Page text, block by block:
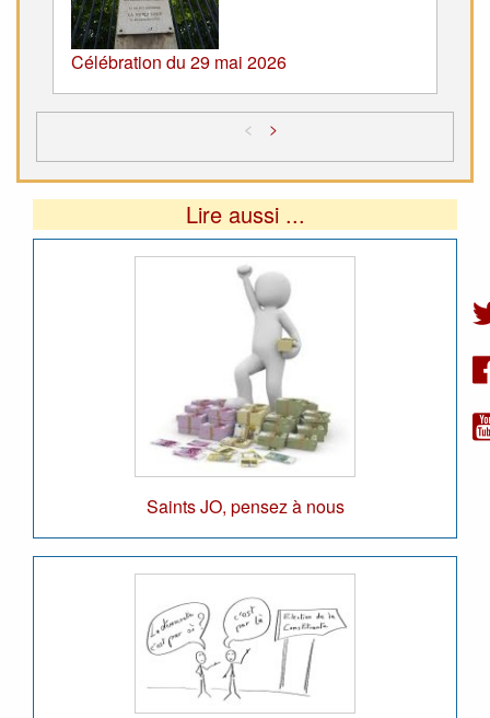
Célébration du 29 mai 2026
< >
Lire aussi ...
Saints JO, pensez à nous